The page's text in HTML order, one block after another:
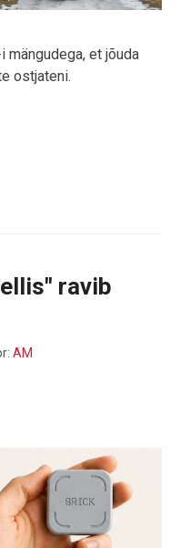
et jõuda
ostjateni.
ravib
AM